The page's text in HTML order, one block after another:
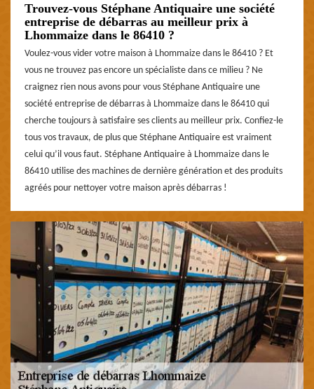
Trouvez-vous Stéphane Antiquaire une société
entreprise de débarras au meilleur prix à
Lhommaize dans le 86410 ?
Voulez-vous vider votre maison à Lhommaize dans le 86410 ? Et
vous ne trouvez pas encore un spécialiste dans ce milieu ? Ne
craignez rien nous avons pour vous Stéphane Antiquaire une
société entreprise de débarras à Lhommaize dans le 86410 qui
cherche toujours à satisfaire ses clients au meilleur prix. Confiez-le
tous vos travaux, de plus que Stéphane Antiquaire est vraiment
celui qu’il vous faut. Stéphane Antiquaire à Lhommaize dans le
86410 utilise des machines de dernière génération et des produits
agréés pour nettoyer votre maison après débarras !